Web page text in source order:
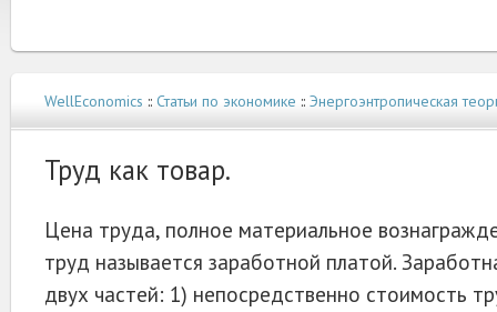
WellEconomics :: Статьи по экономике :: Энергоэнтропическая
Труд как товар.
Цена труда, полное материальное
труд называется заработной платой.
двух частей: 1) непосредственно стоимость